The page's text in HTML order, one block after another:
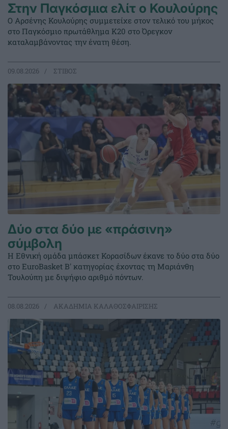
Στην Παγκόσμια ελίτ ο Κουλούρης
Ο Αρσένης Κουλούρης συμμετείχε στον τελικό του μήκος
στο Παγκόσμιο πρωτάθλημα Κ20 στο Όρεγκον
καταλαμβάνοντας την ένατη θέση.
09.08.2026 ΣΤΙΒΟΣ
Δύο στα δύο με «πράσινη»
σύμβολη
Η Εθνική ομάδα μπάσκετ Κορασίδων έκανε το δύο στα δύο
στο EuroBasket Β' κατηγορίας έχοντας τη Μαριάνθη
Τουλούπη με διψήφιο αριθμό πόντων.
08.08.2026 ΑΚΑΔΗΜΙΑ ΚΑΛΑΘΟΣΦΑΙΡΙΣΗΣ